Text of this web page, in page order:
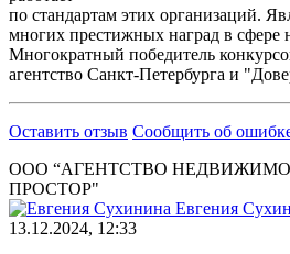
по стандартам этих организаций.
многих престижных наград в сфере
Многократный победитель
агентство Санкт-Петербурга и
Оставить отзыв Сообщить об
ООО “АГЕНТСТВО
ПРОСТОР"
Евгения
13.12.2024, 12:33